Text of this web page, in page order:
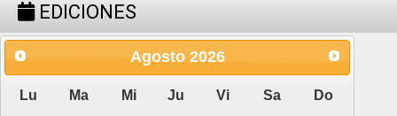
EDICIONES
Agosto 2026
Lu Ma Mi Ju Vi Sa Do